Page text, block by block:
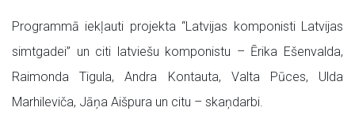
Programmā iekļauti projekta “Latvijas komponisti Latvijas
simtgadei” un citi latviešu komponistu – Ērika Ešenvalda,
Raimonda Tigula, Andra Kontauta, Valta Pūces, Ulda
Marhileviča, Jāņa Aišpura un citu – skaņdarbi.